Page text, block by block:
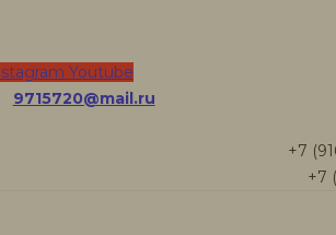
Youtube
9715720@mail.ru
+7
+7